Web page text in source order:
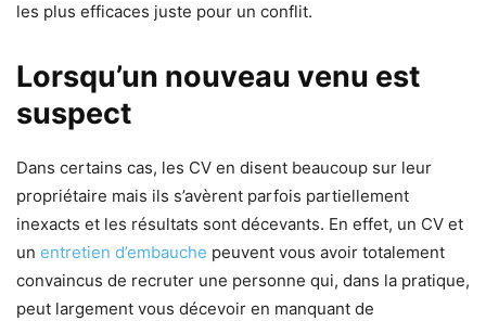
les plus efficaces juste pour un conflit.
Lorsqu’un nouveau venu est
suspect
Dans certains cas, les CV en disent beaucoup sur leur
propriétaire mais ils s’avèrent parfois partiellement
inexacts et les résultats sont décevants. En effet, un CV et
un entretien d’embauche peuvent vous avoir totalement
convaincus de recruter une personne qui, dans la pratique,
peut largement vous décevoir en manquant de